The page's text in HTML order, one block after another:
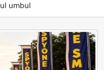
umbul